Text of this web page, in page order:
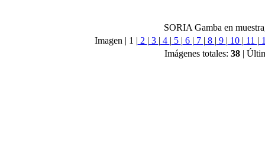
SORIA Gamba en
Imagen | 1 | 2 | 3 | 4 | 5 | 6 | 7 | 8 | 9 | 10 | 11 |
Imágenes totales: 38 |